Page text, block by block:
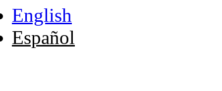
English
Español